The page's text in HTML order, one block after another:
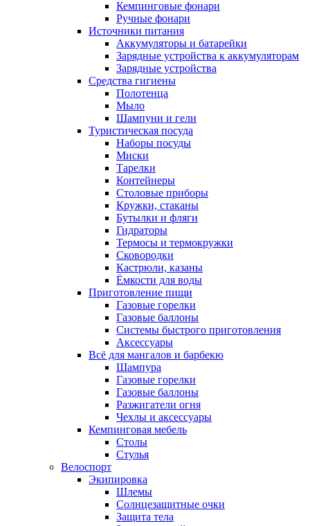
Кемпинговые фонари
Ручные фонари
Источники питания
Аккумуляторы и батарейки
Зарядные устройства к аккумуляторам
Зарядные устройства
Средства гигиены
Полотенца
Мыло
Шампуни и гели
Туристическая посуда
Наборы посуды
Миски
Тарелки
Контейнеры
Столовые приборы
Кружки, стаканы
Бутылки и фляги
Гидраторы
Термосы и термокружки
Сковородки
Кастрюли, казаны
Ёмкости для воды
Приготовление пищи
Газовые горелки
Газовые баллоны
Системы быстрого приготовления
Аксессуары
Всё для мангалов и барбекю
Шампура
Газовые горелки
Газовые баллоны
Разжигатели огня
Чехлы и аксессуары
Кемпинговая мебель
Столы
Стулья
Велоспорт
Экипировка
Шлемы
Солнцезащитные очки
Защита тела